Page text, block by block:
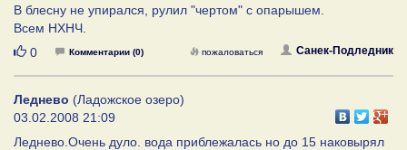
В блесну не упирался, рулил "чертом" с опарышем.
Всем НХНЧ.
Нравится
0 Комментарии (0) Санек-Подледник
пожаловаться
Леднево (Ладожское озеро)
03.02.2008 21:09
Леднево.Очень дуло. вода приблежалась но до 15 наковырял